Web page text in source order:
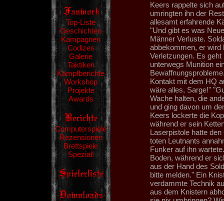
Top-Liste
Geschichten
Kampagnen
Codizes
Galerie
Taktiken
Kampfberichte
Workshop
Projekte
Awards
Computerspiele
Rezensionen
Brettspiele
Spezial!
Keers rappelte sich
umringten ihn der
allesamt erfahrende
"Und gibt es was
Männer Verluste.
abbekommen, er wird
Verletzungen. Es
unterwegs Munition
Kontakt mit dem HQ
wäre alles, Sarge!"
Wache halten, die
und ging davon um
Keers lockerte die
während er sein
Laserpistole hatte
toten Leutnants
Funker auf ihn
Boden, während er
aus der Hand des
bitte melden." Ein
verdammte Technik
aus dem Knistern